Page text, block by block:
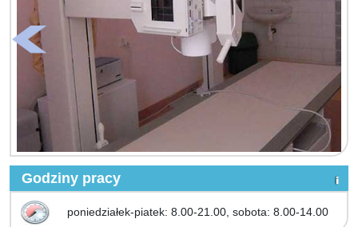
Godziny pracy
poniedziałek-piatek: 8.00-21.00, sobota: 8.00-14.00